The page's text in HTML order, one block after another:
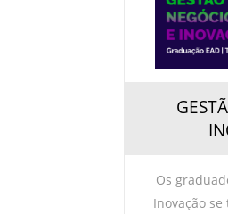
Os
Inovação